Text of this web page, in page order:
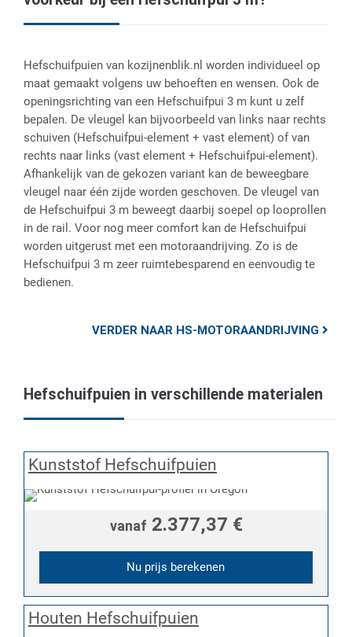
Hefschuifpuien van kozijnenblik.nl worden individueel op
maat gemaakt volgens uw behoeften en wensen. Ook de
openingsrichting van een Hefschuifpui 3 m kunt u zelf
bepalen. De vleugel kan bijvoorbeeld van links naar rechts
schuiven (Hefschuifpui-element + vast element) of van
rechts naar links (vast element + Hefschuifpui-element).
Afhankelijk van de gekozen variant kan de beweegbare
vleugel naar één zijde worden geschoven. De vleugel van
de Hefschuifpui 3 m beweegt daarbij soepel op looprollen
in de rail. Voor nog meer comfort kan de Hefschuifpui
worden uitgerust met een motoraandrijving. Zo is de
Hefschuifpui 3 m zeer ruimtebesparend en eenvoudig te
bedienen.
VERDER NAAR HS-MOTORAANDRIJVING
Hefschuifpuien in verschillende materialen
Kunststof Hefschuifpuien
vanaf 2.377,37 €
Nu prijs berekenen
Houten Hefschuifpuien